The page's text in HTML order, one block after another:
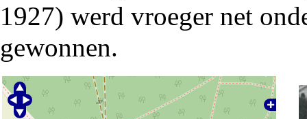
1927) werd vroeger net
gewonnen.